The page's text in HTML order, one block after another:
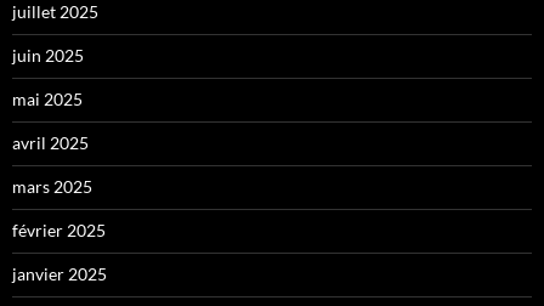
juillet 2025
juin 2025
mai 2025
avril 2025
mars 2025
février 2025
janvier 2025